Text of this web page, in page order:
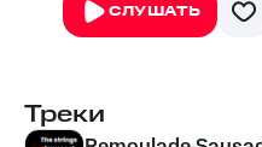
СЛУШАТЬ
Треки